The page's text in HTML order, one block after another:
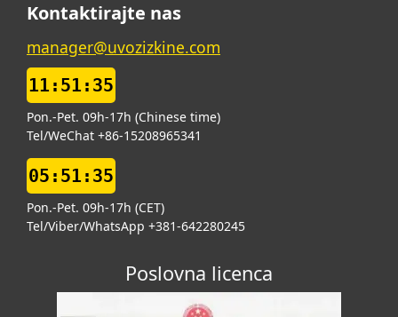
Kontaktirajte nas
manager@uvozizkine.com
11:51:36
Pon.-Pet. 09h-17h (Chinese time)
Tel/WeChat +86-15208965341
05:51:36
Pon.-Pet. 09h-17h (CET)
Tel/Viber/WhatsApp +381-642280245
Poslovna licenca